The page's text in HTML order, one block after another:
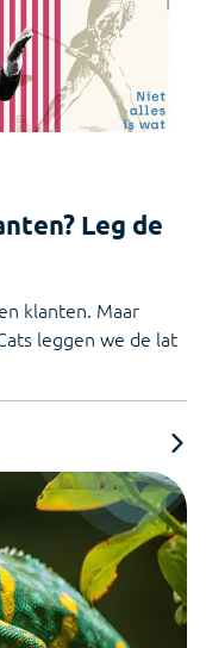
Leg de
klanten. Maar
leggen we de lat